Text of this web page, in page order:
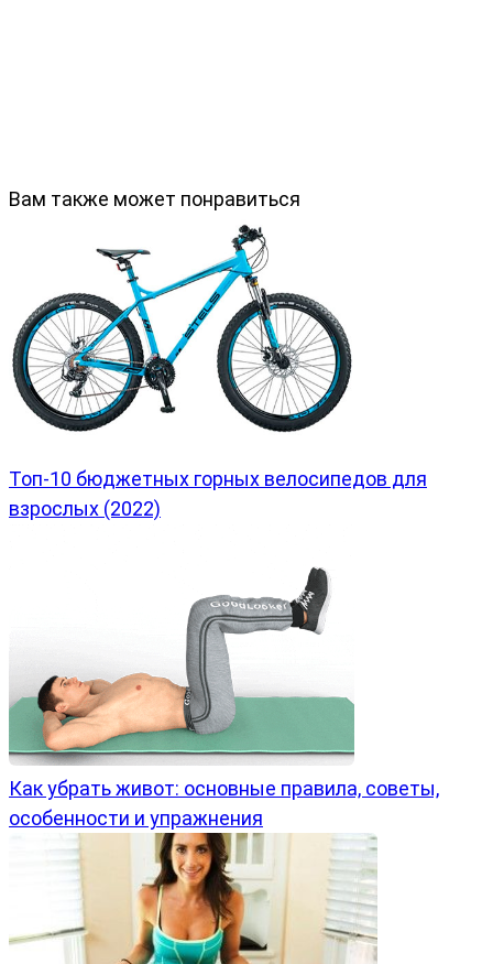
Вам также может понравиться
Топ-10 бюджетных горных велосипедов для
взрослых (2022)
Как убрать живот: основные правила, советы,
особенности и упражнения